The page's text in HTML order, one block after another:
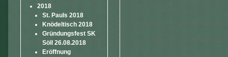
2018
St. Pauls 2018
Knödeltisch 2018
Gründungsfest SK
Söll 26.08.2018
Eröffnung